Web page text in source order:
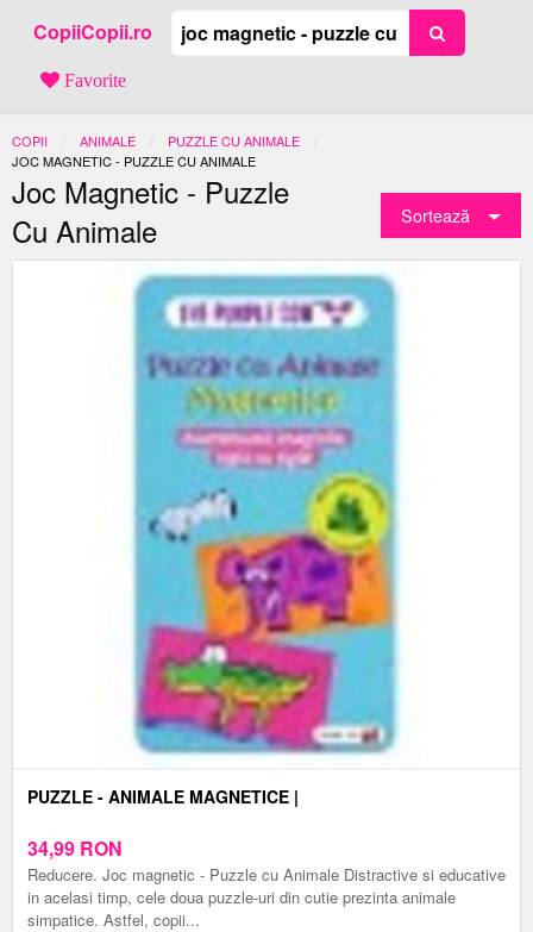
CopiiCopii.ro
Favorite
COPII ANIMALE
PUZZLE CU ANIMALE
ACTUAL:
JOC MAGNETIC - PUZZLE CU ANIMALE
Joc Magnetic - Puzzle
Cu Animale
Sortează
PUZZLE - ANIMALE MAGNETICE |
34,99 RON
Reducere. Joc magnetic - Puzzle cu Animale Distractive si educative
in acelasi timp, cele doua puzzle-uri din cutie prezinta animale
simpatice. Astfel, copii...